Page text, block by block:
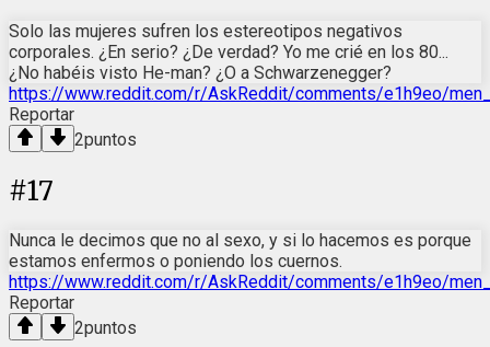
Solo las mujeres sufren los estereotipos negativos
corporales. ¿En serio? ¿De verdad? Yo me crié en los 80...
¿No habéis visto He-man? ¿O a Schwarzenegger?
https://www.reddit.com/r/AskReddit/comments/e1h9eo/
Reportar
2puntos
#17
Nunca le decimos que no al sexo, y si lo hacemos es porque
estamos enfermos o poniendo los cuernos.
https://www.reddit.com/r/AskReddit/comments/e1h9eo/
Reportar
2puntos